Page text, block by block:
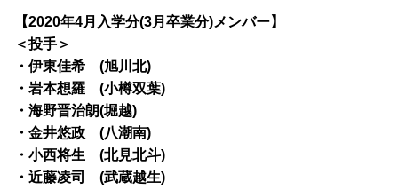
【2020年4月入学分(3月卒業分)メンバー】
＜投手＞
・伊東佳希 (旭川北)
・岩本想羅 (小樽双葉)
・海野晋治朗(堀越)
・金井悠政 (八潮南)
・小西将生 (北見北斗)
・近藤凌司 (武蔵越生)